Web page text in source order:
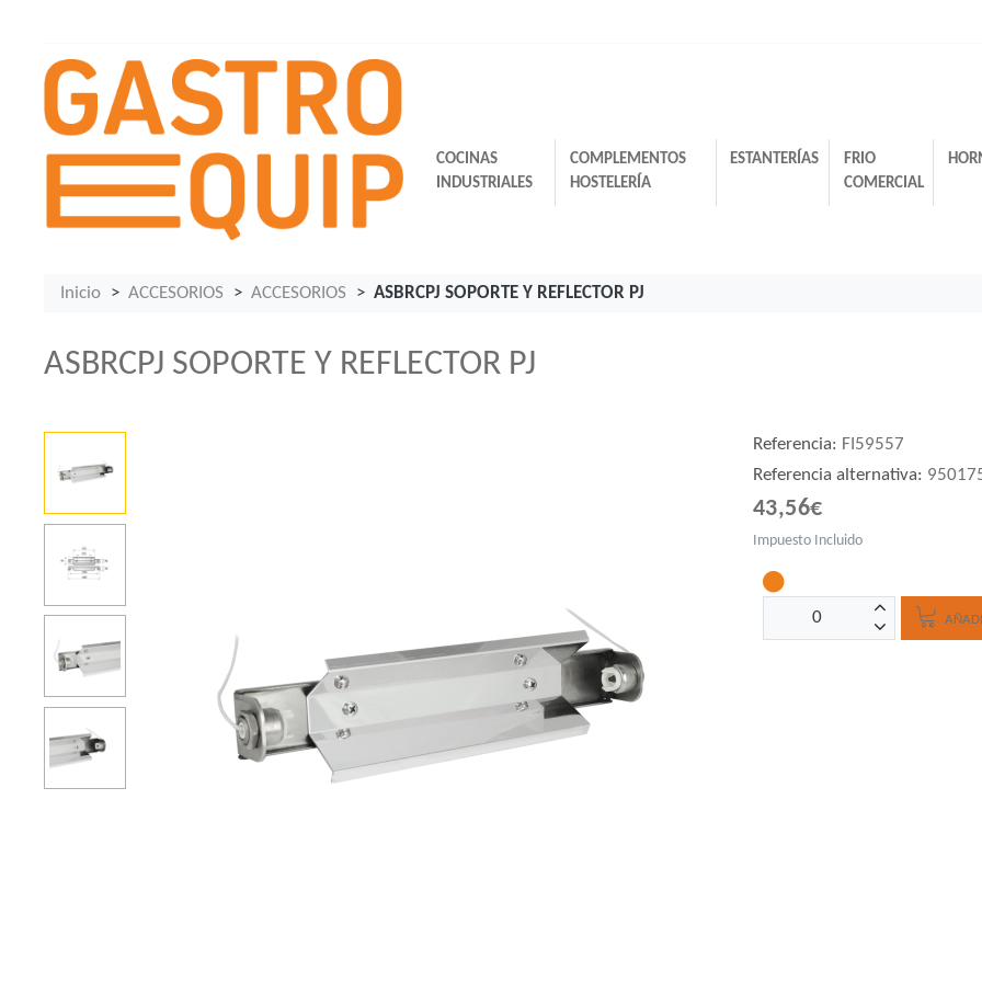
COCINAS
INDUSTRIALES
COMPLEMENTOS
HOSTELERÍA
ESTANTERÍAS
FRIO
COMERCIAL
Inicio ACCESORIOS ACCESORIOS ASBRCPJ SOPORTE Y REFLECTOR PJ
ASBRCPJ SOPORTE Y REFLECTOR PJ
Referencia: FI59557
Referencia alternativa:
43,56€
Impuesto Incluido